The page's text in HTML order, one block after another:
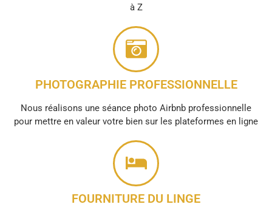
à Z
PHOTOGRAPHIE PROFESSIONNELLE
Nous réalisons une séance photo Airbnb professionnelle
pour mettre en valeur votre bien sur les plateformes en ligne
FOURNITURE DU LINGE